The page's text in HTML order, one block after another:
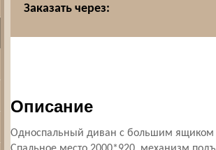
Заказать через:
Описание
Односпальный диван с большим ящиком